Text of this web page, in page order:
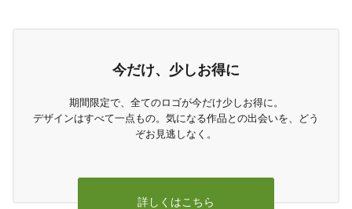
今だけ、少しお得に
期間限定で、全てのロゴが今だけ少しお得に。
デザインはすべて一点もの。気になる作品との出会いを、どう
ぞお見逃しなく。
詳しくはこちら